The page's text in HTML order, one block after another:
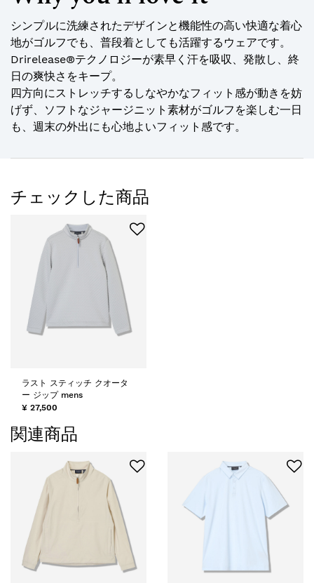
シンプルに洗練されたデザインと機能性の高い快適な着心
地がゴルフでも、普段着としても活躍するウェアです。
Drirelease®テクノロジーが素早く汗を吸収、発散し、終
日の爽快さをキープ。
四方向にストレッチするしなやかなフィット感が動きを妨
げず、ソフトなジャージニット素材がゴルフを楽しむ一日
も、週末の外出にも心地よいフィット感です。
チェックした商品
ラスト スティッチ クオータ
ー ジップ mens
¥ 27,500
関連商品